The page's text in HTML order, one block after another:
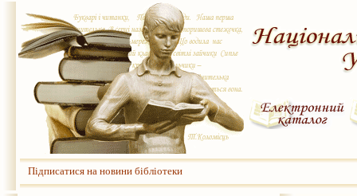
Підписатися на новини бібліотеки